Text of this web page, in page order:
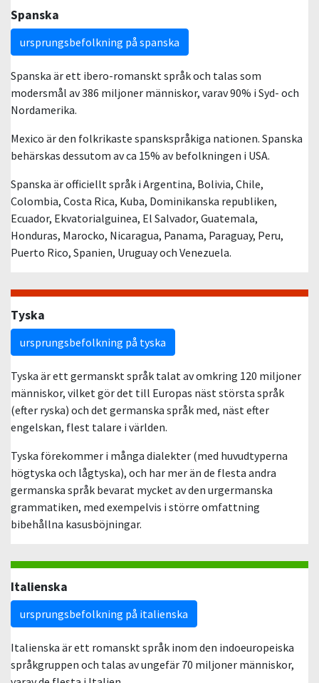
Spanska
ursprungsbefolkning på spanska
Spanska är ett ibero-romanskt språk och talas som
modersmål av 386 miljoner människor, varav 90% i Syd- och
Nordamerika.
Mexico är den folkrikaste spanskspråkiga nationen. Spanska
behärskas dessutom av ca 15% av befolkningen i USA.
Spanska är officiellt språk i Argentina, Bolivia, Chile,
Colombia, Costa Rica, Kuba, Dominikanska republiken,
Ecuador, Ekvatorialguinea, El Salvador, Guatemala,
Honduras, Marocko, Nicaragua, Panama, Paraguay, Peru,
Puerto Rico, Spanien, Uruguay och Venezuela.
Tyska
ursprungsbefolkning på tyska
Tyska är ett germanskt språk talat av omkring 120 miljoner
människor, vilket gör det till Europas näst största språk
(efter ryska) och det germanska språk med, näst efter
engelskan, flest talare i världen.
Tyska förekommer i många dialekter (med huvudtyperna
högtyska och lågtyska), och har mer än de flesta andra
germanska språk bevarat mycket av den urgermanska
grammatiken, med exempelvis i större omfattning
bibehållna kasusböjningar.
Italienska
ursprungsbefolkning på italienska
Italienska är ett romanskt språk inom den indoeuropeiska
språkgruppen och talas av ungefär 70 miljoner människor,